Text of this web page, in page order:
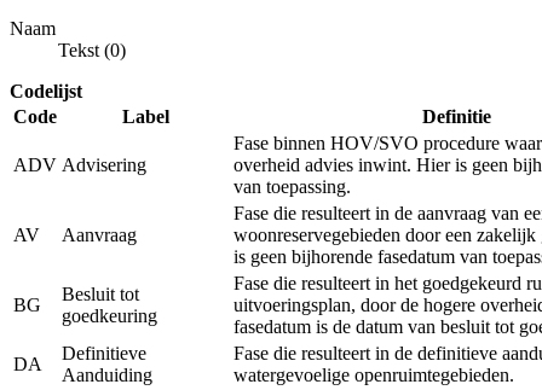
Naam
Tekst (0)
Codelijst
Code
Label Definitie
ADV Advisering
Fase binnen HOV/SVO procedure
overheid advies inwint. Hier is geen
van toepassing.
AV Aanvraag
Fase die resulteert in de aanvraag van
woonreservegebieden door een
is geen bijhorende fasedatum van
BG
Besluit tot
goedkeuring
Fase die resulteert in het goedgekeurd
uitvoeringsplan, door de hogere
fasedatum is de datum van besluit tot
DA
Definitieve
Aanduiding
Fase die resulteert in de definitieve
watergevoelige openruimtegebieden.